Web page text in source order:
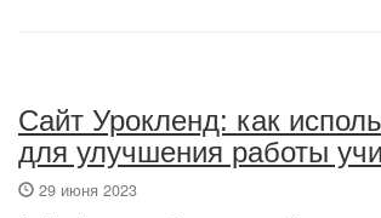
Сайт Урокленд: как
для улучшения работы
29 июня 2023